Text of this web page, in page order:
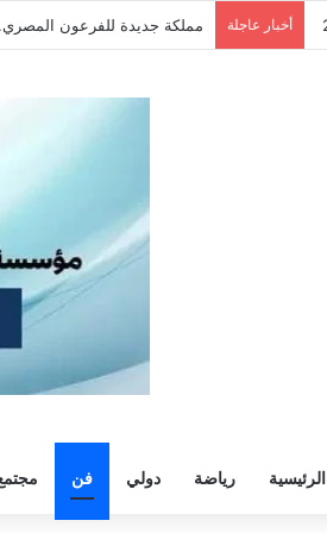
أخبار عاجلة الأهلي ينهي استعداداته في
الرئيسية رياضة دولي فن